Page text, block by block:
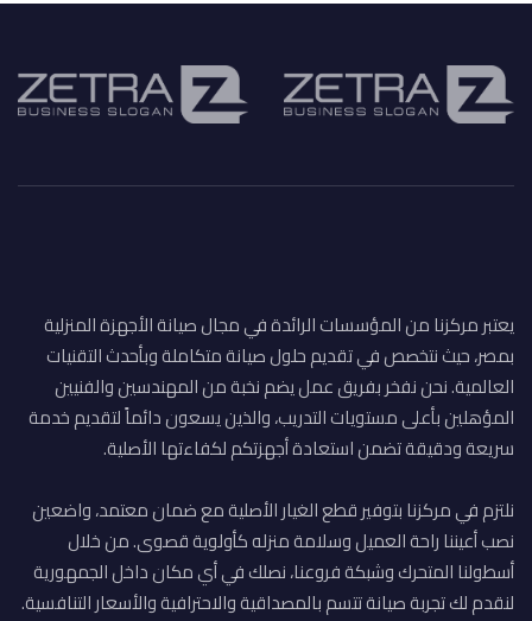
يعتبر مركزنا من المؤسسات الرائدة في مجال صيانة الأجهزة المنزلية
بمصر، حيث نتخصص في تقديم حلول صيانة متكاملة وبأحدث التقنيات
العالمية. نحن نفخر بفريق عمل يضم نخبة من المهندسين والفنيين
المؤهلين بأعلى مستويات التدريب، والذين يسعون دائماً لتقديم خدمة
سريعة ودقيقة تضمن استعادة أجهزتكم لكفاءتها الأصلية.
نلتزم في مركزنا بتوفير قطع الغيار الأصلية مع ضمان معتمد، واضعين
نصب أعيننا راحة العميل وسلامة منزله كأولوية قصوى. من خلال
أسطولنا المتحرك وشبكة فروعنا، نصلك في أي مكان داخل الجمهورية
لنقدم لك تجربة صيانة تتسم بالمصداقية والاحترافية والأسعار التنافسية.